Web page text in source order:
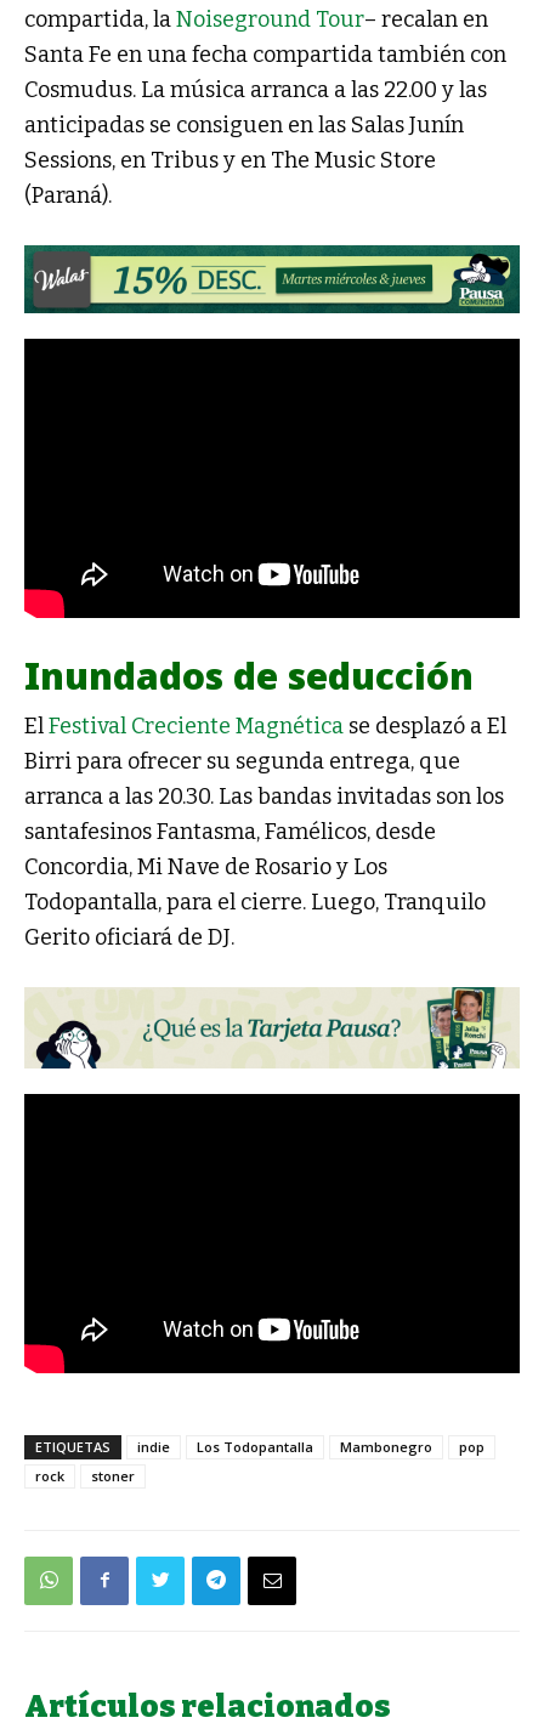
compartida, laNoiseground Tour– recalan en
Santa Fe en una fecha compartida también con
Cosmudus. La música arranca a las 22.00 y las
anticipadas se consiguen en las Salas Junín
Sessions, en Tribus y en The Music Store
(Paraná).
Inundados de seducción
ElFestival Creciente Magnética se desplazó a El
Birri para ofrecer su segunda entrega, que
arranca a las 20.30. Las bandas invitadas son los
santafesinos Fantasma, Famélicos, desde
Concordia, Mi Nave de Rosario y Los
Todopantalla, para el cierre. Luego, Tranquilo
Gerito oficiará de DJ.
ETIQUETAS indie Los Todopantalla Mambonegro
pop
rock
stoner
Artículos relacionados